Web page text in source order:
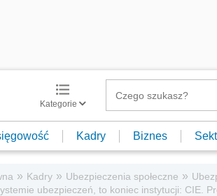
Kategorie
Kadry Biznes
» Kadry » Ubezpieczenia społeczne »
ubezpieczeń, to koniec instytucji: CIE.